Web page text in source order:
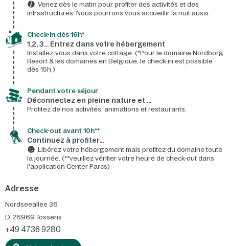
Venez dès le matin pour profiter des activités et des
infrastructures. Nous pourrons vous accueillir la nuit aussi.
Check-in dès 16h*​
1,2, 3… Entrez dans votre hébergement
Installez-vous dans votre cottage. (*Pour le domaine Nordborg
Resort & les domaines en Belgique, le check-in est possible
dès 15h.)
Pendant votre séjour
Déconnectez en pleine nature et …
Profitez de nos activités, animations et restaurants.
Check-out avant 10h**
Continuez à profiter…
Libérez votre hébergement mais profitez du domaine toute
la journée. (**veuillez vérifier votre heure de check-out dans
l'application Center Parcs)
Adresse
Nordseeallee 36
D-26969 Tossens
+49 4736 9280